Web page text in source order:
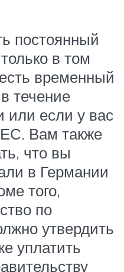
постоянный
в том
временный
течение
или если у вас
ЕС. Вам также
что вы
в Германии
того,
по
утвердить
уплатить